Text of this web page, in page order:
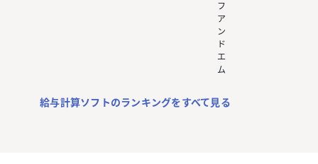
フ
ア
ン
ド
エ
ム
給与計算ソフトのランキングをすべて見る